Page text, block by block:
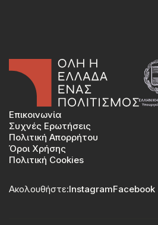
Επικοινωνία
Συχνές Ερωτήσεις
Πολιτική Απορρήτου
Όροι Χρήσης
Πολιτική Cookies
Ακολουθήστε:InstagramFacebook